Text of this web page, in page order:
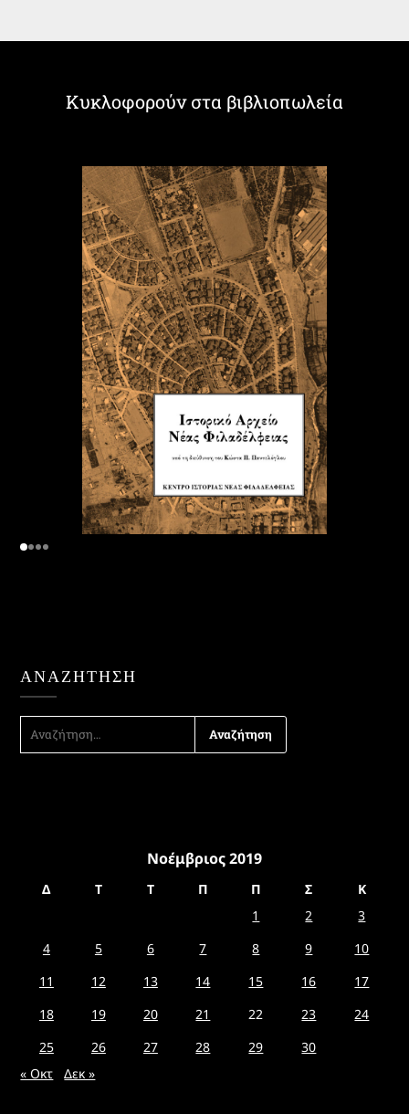
Κυκλοφορούν στα βιβλιοπωλεία
ΑΝΑΖΉΤΗΣΗ
ΓΙΑ:
Νοέμβριος 2019
Δ Τ Τ Π Π Σ
Κ
1
2
3
4
5 6 7 8 9
10
11
12 13 14 15 16
17
18
19 20 21 22 23
24
25
26 27 28 29
30
« Οκτ
Δεκ »